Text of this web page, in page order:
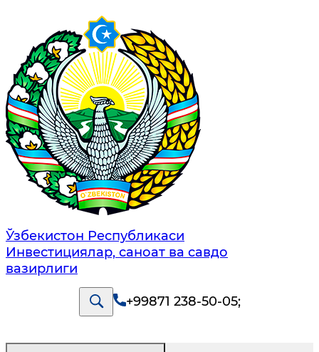
Ўзбекистон Республикаси
Инвестициялар, саноат ва савдо
вазирлиги
+99871 238-50-05;